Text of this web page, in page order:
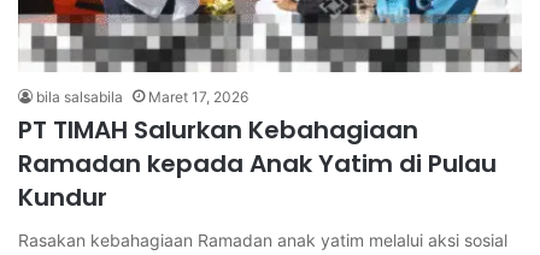
bila salsabila Maret 17, 2026
PT TIMAH Salurkan Kebahagiaan
Ramadan kepada Anak Yatim di Pulau
Kundur
Rasakan kebahagiaan Ramadan anak yatim melalui aksi sosial